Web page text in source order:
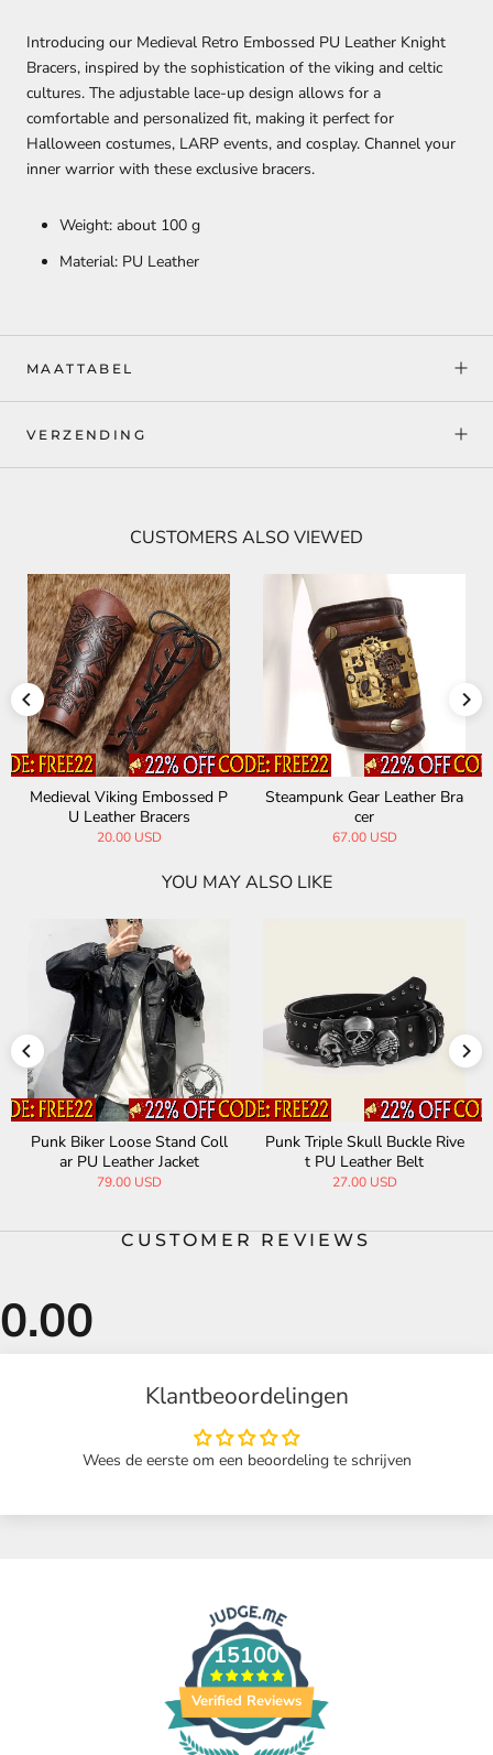
Introducing our Medieval Retro Embossed PU Leather Knight
Bracers, inspired by the sophistication of the viking and celtic
cultures. The adjustable lace-up design allows for a
comfortable and personalized fit, making it perfect for
Halloween costumes, LARP events, and cosplay. Channel your
inner warrior with these exclusive bracers.
Weight: about 100 g
Material: PU Leather
MAATTABEL
VERZENDING
CUSTOMERS ALSO VIEWED
Medieval Viking Embossed P
U Leather Bracers
20.00 USD
Steampunk Gear Leather Bra
cer
67.00 USD
YOU MAY ALSO LIKE
Punk Biker Loose Stand Coll
ar PU Leather Jacket
79.00 USD
Punk Triple Skull Buckle Rive
t PU Leather Belt
27.00 USD
CUSTOMER REVIEWS
Klantbeoordelingen
Wees de eerste om een beoordeling te schrijven
15100
Verified Reviews